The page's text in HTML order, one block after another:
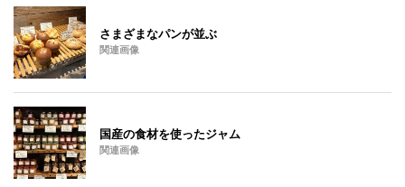
さまざまなパンが並ぶ
関連画像
国産の食材を使ったジャム
関連画像